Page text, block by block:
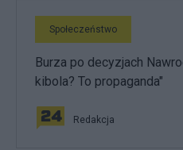
Społeczeństwo
Burza po decyzjach
kibola? To propaganda"
Redakcja